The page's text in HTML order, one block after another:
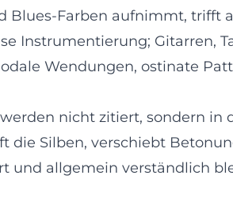
Blues-Farben aufnimmt, trifft
Instrumentierung; Gitarren,
Wendungen, ostinate
nicht zitiert, sondern in
die Silben, verschiebt
und allgemein verständlich